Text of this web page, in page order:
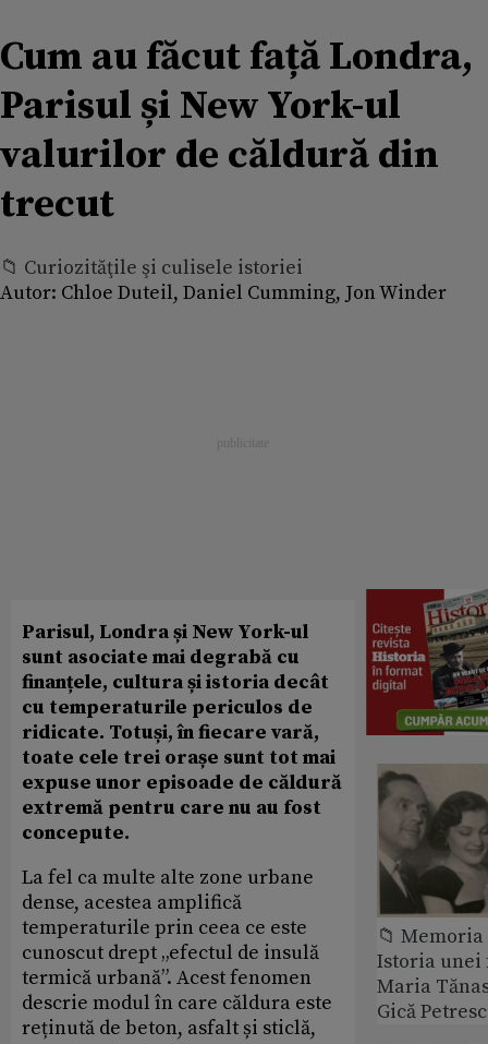
Cum au făcut față Londra,
Parisul și New York-ul
valurilor de căldură din
trecut
📁 Curiozităţile şi culisele istoriei
Autor: Chloe Duteil, Daniel Cumming, Jon Winder
Parisul, Londra și New York-ul
sunt asociate mai degrabă cu
finanțele, cultura și istoria decât
cu temperaturile periculos de
ridicate. Totuși, în fiecare vară,
toate cele trei orașe sunt tot mai
expuse unor episoade de căldură
extremă pentru care nu au fost
concepute.
La fel ca multe alte zone urbane
dense, acestea amplifică
temperaturile prin ceea ce este
cunoscut drept „efectul de insulă
termică urbană”. Acest fenomen
descrie modul în care căldura este
reținută de beton, asfalt și sticlă,
📁
Istoria
Maria
Gică